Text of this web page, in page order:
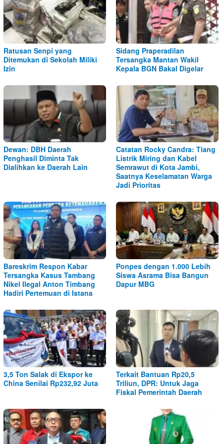
Ratusan Senpi yang
Ditemukan di Sekolah Miliki
Izin
Sidang Praperadilan
Tersangka Mantan Wakil
Kepala BGN Bakal Digelar
Dewan: DBH Daerah
Penghasil Diminta Tak
Dialihkan ke Daerah Lain
Catatan Rocky Candra: Tiang
Listrik Miring dan Kabel
Semrawut di Kota Jambi,
Saatnya Keselamatan Warga
Jadi Prioritas
Bareskrim Respon Kabar
Tersangka Kasus Tambang
Nikel Ilegal Anton Timbang
Hadiri Pertemuan di Istana
Ponpes dengan 1.000 Lebih
Siswa Asrama Bisa Bangun
Dapur MBG
3,5 Ton Salak di Ekspor ke
China Senilai Rp232,92 Juta
Terkait Bantuan Rp20,5
Triliun, DPR: Untuk Jaga
Fiskal Pemerintah Daerah